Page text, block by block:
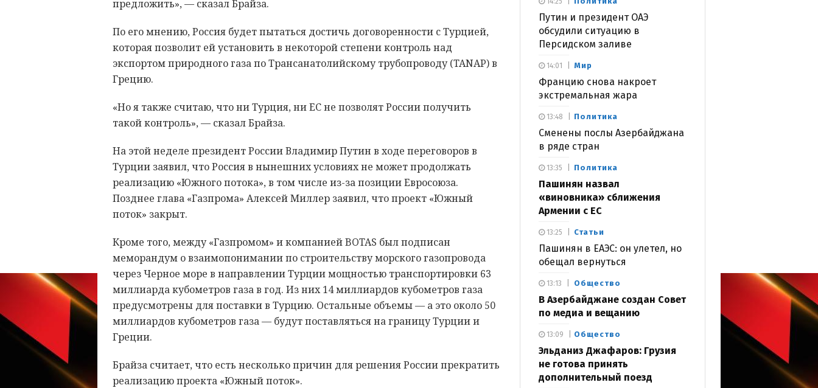
предложить», — сказал Брайза.
По его мнению, Россия будет пытаться достичь договоренности с Турцией,
которая позволит ей установить в некоторой степени контроль над
экспортом природного газа по Трансанатолийскому трубопроводу (TANAP) в
Грецию.
«Но я также считаю, что ни Турция, ни ЕС не позволят России получить
такой контроль», — сказал Брайза.
На этой неделе президент России Владимир Путин в ходе переговоров в
Турции заявил, что Россия в нынешних условиях не может продолжать
реализацию «Южного потока», в том числе из-за позиции Евросоюза.
Позднее глава «Газпрома» Алексей Миллер заявил, что проект «Южный
поток» закрыт.
Кроме того, между «Газпромом» и компанией BOTAS был подписан
меморандум о взаимопонимании по строительству морского газопровода
через Черное море в направлении Турции мощностью транспортировки 63
миллиарда кубометров газа в год. Из них 14 миллиардов кубометров газа
предусмотрены для поставки в Турцию. Остальные объемы — а это около 50
миллиардов кубометров газа — будут поставляться на границу Турции и
Греции.
Брайза считает, что есть несколько причин для решения России прекратить
реализацию проекта «Южный поток».
Путин и президент ОАЭ
обсудили ситуацию в
Персидском заливе
Мир
Францию снова накроет
экстремальная жара
14:01
Политика
Сменены послы Азербайджана
в ряде стран
13:48
Политика
Пашинян назвал
«виновника» сближения
Армении с ЕС
13:35
Статьи
Пашинян в ЕАЭС: он улетел, но
обещал вернуться
13:25
Общество
В Азербайджане создан Совет
по медиа и вещанию
13:13
Общество
Эльданиз Джафаров: Грузия
не готова принять
дополнительный поезд
13:09